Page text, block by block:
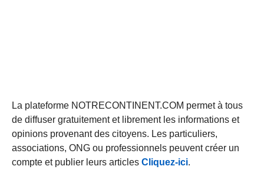
La plateforme NOTRECONTINENT.COM permet à tous
de diffuser gratuitement et librement les informations et
opinions provenant des citoyens. Les particuliers,
associations, ONG ou professionnels peuvent créer un
compte et publier leurs articles Cliquez-ici.